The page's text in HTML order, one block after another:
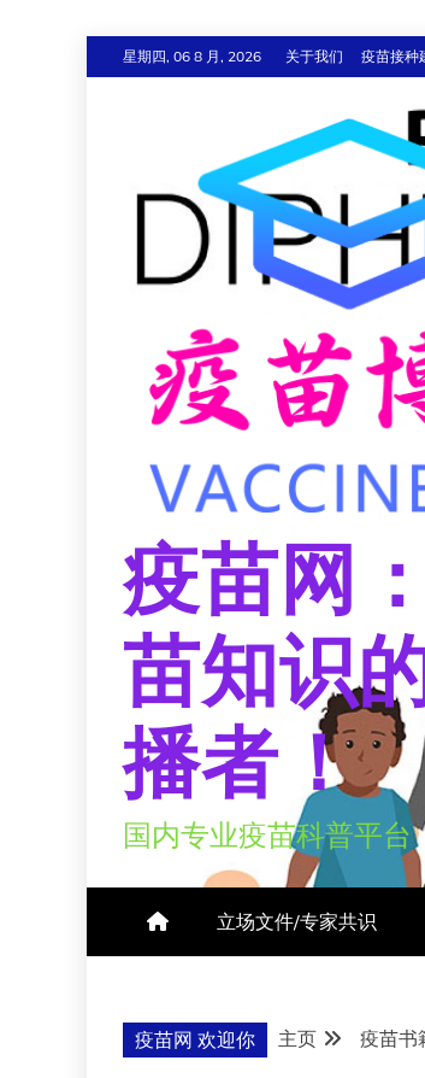
至
星期四, 06 8 月, 2026 关于我们 疫苗接种
疫苗网
苗知识
播者！
国内专业疫苗科普平台
立场文件/专家共识
疫苗网 欢迎你 主页 疫苗书